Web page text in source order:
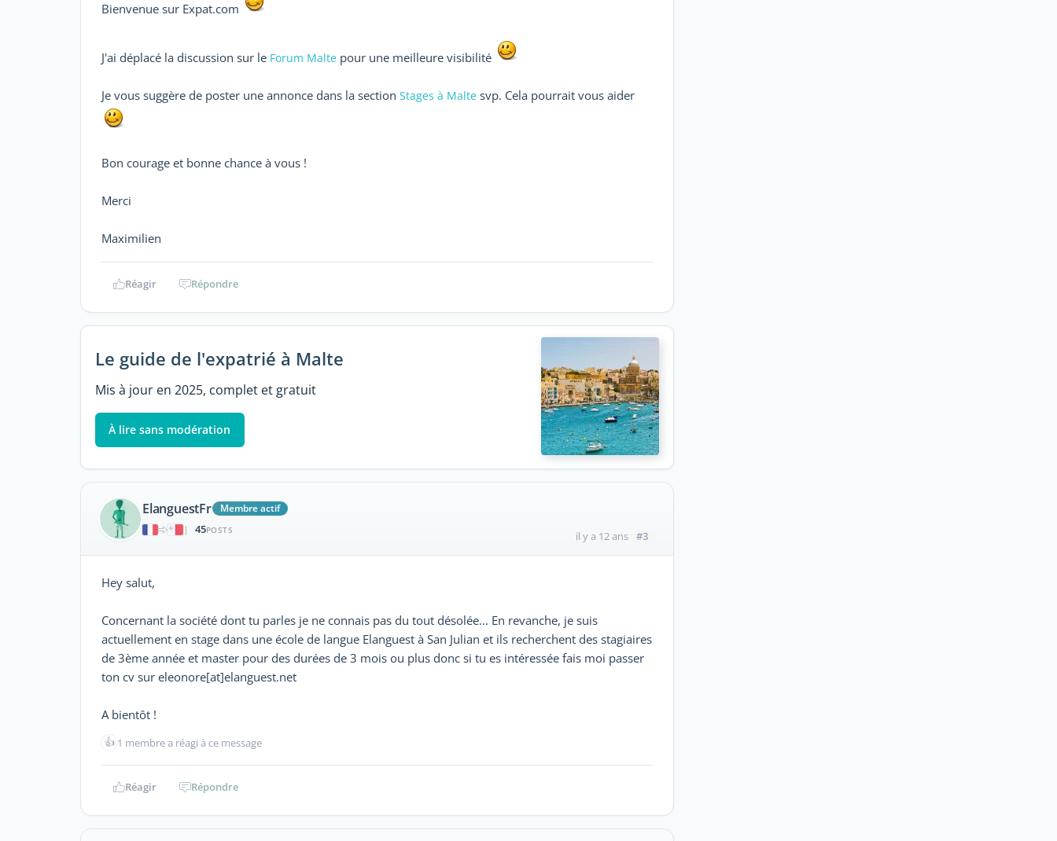
Bienvenue sur Expat.com
J'ai déplacé la discussion sur le Forum Malte pour une meilleure visibilité
Je vous suggère de poster une annonce dans la section Stages à Malte svp. Cela pourrait vous aider
Bon courage et bonne chance à vous !
Merci
Maximilien
Réagir Répondre
Le guide de l'expatrié à Malte
Mis à jour en 2025, complet et gratuit
À lire sans modération
ElanguestFr
Membre actif
|
45POSTS il y a 12 ans #3
Hey salut,
Concernant la société dont tu parles je ne connais pas du tout désolée... En revanche, je suis
actuellement en stage dans une école de langue Elanguest à San Julian et ils recherchent des stagiaires
de 3ème année et master pour des durées de 3 mois ou plus donc si tu es intéressée fais moi passer
ton cv sur eleonore[at]elanguest.net
A bientôt !
👍 1 membre a réagi à ce message
Réagir Répondre